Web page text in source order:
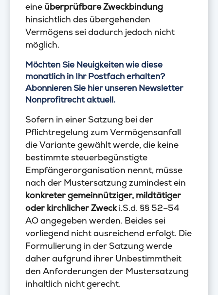
eine überprüfbare Zweckbindung
hinsichtlich des übergehenden
Vermögens sei dadurch jedoch nicht
möglich.
Möchten Sie Neuigkeiten wie diese
monatlich in Ihr Postfach erhalten?
Abonnieren Sie hier unseren Newsletter
Nonprofitrecht aktuell.
Sofern in einer Satzung bei der
Pflichtregelung zum Vermögensanfall
die Variante gewählt werde, die keine
bestimmte steuerbegünstigte
Empfängerorganisation nennt, müsse
nach der Mustersatzung zumindest ein
konkreter gemeinnütziger, mildtätiger
oder kirchlicher Zwecki.S.d. §§ 52–54
AO angegeben werden. Beides sei
vorliegend nicht ausreichend erfolgt. Die
Formulierung in der Satzung werde
daher aufgrund ihrer Unbestimmtheit
den Anforderungen der Mustersatzung
inhaltlich nicht gerecht.